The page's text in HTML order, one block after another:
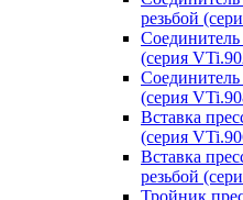
резьбой
Соединитель
(серия
(серия
Вставка
(серия
Вставка
резьбой
Тройник